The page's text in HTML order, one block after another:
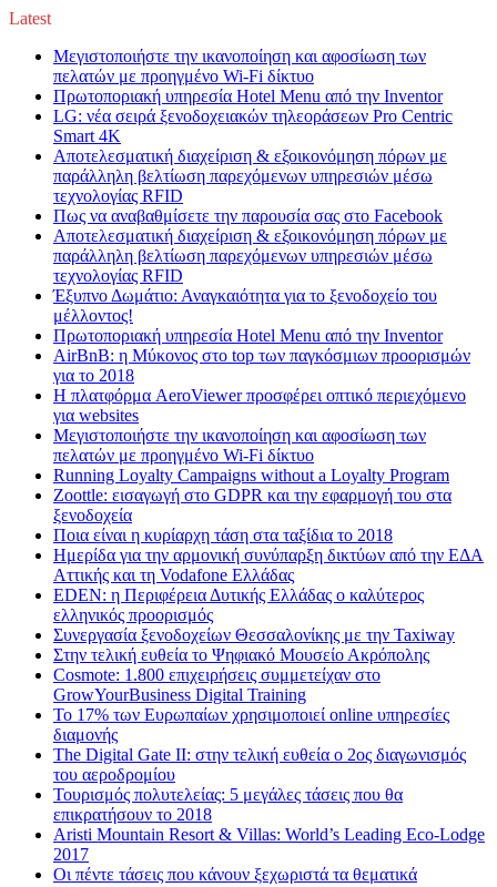
Latest
Μεγιστοποιήστε την ικανοποίηση και αφοσίωση των
πελατών με προηγμένο Wi-Fi δίκτυο
Πρωτοποριακή υπηρεσία Hotel Menu από την Inventor
LG: νέα σειρά ξενοδοχειακών τηλεοράσεων Pro Centric
Smart 4K
Αποτελεσματική διαχείριση & εξοικονόμηση πόρων με
παράλληλη βελτίωση παρεχόμενων υπηρεσιών μέσω
τεχνολογίας RFID
Πως να αναβαθμίσετε την παρουσία σας στο Facebook
Αποτελεσματική διαχείριση & εξοικονόμηση πόρων με
παράλληλη βελτίωση παρεχόμενων υπηρεσιών μέσω
τεχνολογίας RFID
Έξυπνο Δωμάτιο: Αναγκαιότητα για το ξενοδοχείο του
μέλλοντος!
Πρωτοποριακή υπηρεσία Hotel Menu από την Inventor
AirBnB: η Μύκονος στο top των παγκόσμιων προορισμών
για το 2018
Η πλατφόρμα AeroViewer προσφέρει οπτικό περιεχόμενο
για websites
Μεγιστοποιήστε την ικανοποίηση και αφοσίωση των
πελατών με προηγμένο Wi-Fi δίκτυο
Running Loyalty Campaigns without a Loyalty Program
Zoottle: εισαγωγή στο GDPR και την εφαρμογή του στα
ξενοδοχεία
Ποια είναι η κυρίαρχη τάση στα ταξίδια το 2018
Ημερίδα για την αρμονική συνύπαρξη δικτύων από την ΕΔΑ
Αττικής και τη Vodafone Ελλάδας
EDEN: η Περιφέρεια Δυτικής Ελλάδας ο καλύτερος
ελληνικός προορισμός
Συνεργασία ξενοδοχείων Θεσσαλονίκης με την Taxiway
Στην τελική ευθεία το Ψηφιακό Μουσείο Ακρόπολης
Cosmote: 1.800 επιχειρήσεις συμμετείχαν στο
GrowYourBusiness Digital Training
Το 17% των Ευρωπαίων χρησιμοποιεί online υπηρεσίες
διαμονής
The Digital Gate II: στην τελική ευθεία ο 2ος διαγωνισμός
του αεροδρομίου
Τουρισμός πολυτελείας: 5 μεγάλες τάσεις που θα
επικρατήσουν το 2018
Aristi Mountain Resort & Villas: World’s Leading Eco-Lodge
2017
Οι πέντε τάσεις που κάνουν ξεχωριστά τα θεματικά